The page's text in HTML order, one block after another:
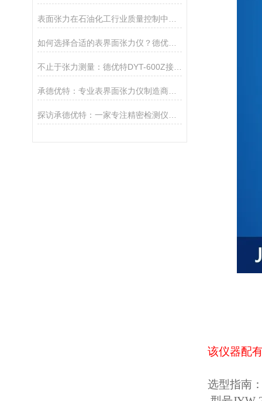
如何选择合适的表界面张力仪？德优特全系列选型指南
不止于张力测量：德优特DYT-600Z接触角测定仪的多维分析能力
该仪器配
选型指南